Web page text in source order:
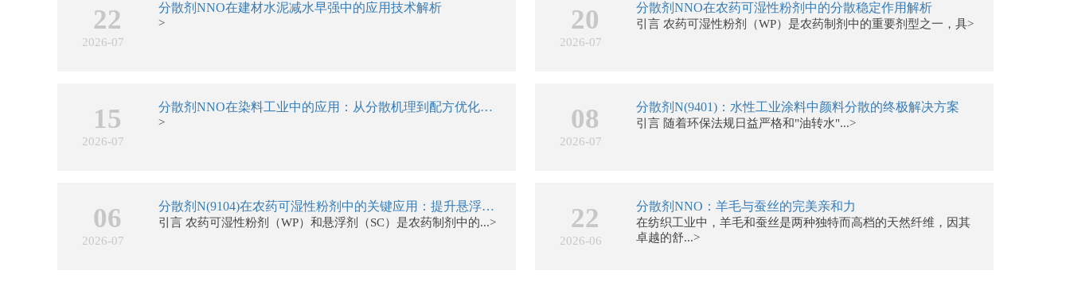
22
2026-07
分散剂NNO在建材水泥减水早强中的应用技术解析
> 20
2026-07
分散剂NNO在农药可湿性粉剂中的分散稳定作用解析
引言 农药可湿性粉剂（WP）是农药制剂中的重要剂型之一，具>
15
2026-07
分散剂NNO在染料工业中的应用：从分散机理到配方优化全解析
> 08
2026-07
分散剂N(9401)：水性工业涂料中颜料分散的终极解决方案
引言 随着环保法规日益严格和"油转水"...>
06
2026-07
分散剂N(9104)在农药可湿性粉剂中的关键应用：提升悬浮率与药效的核心助剂
引言 农药可湿性粉剂（WP）和悬浮剂（SC）是农药制剂中的...> 22
2026-06
分散剂NNO：羊毛与蚕丝的完美亲和力
在纺织工业中，羊毛和蚕丝是两种独特而高档的天然纤维，因其
卓越的舒...>